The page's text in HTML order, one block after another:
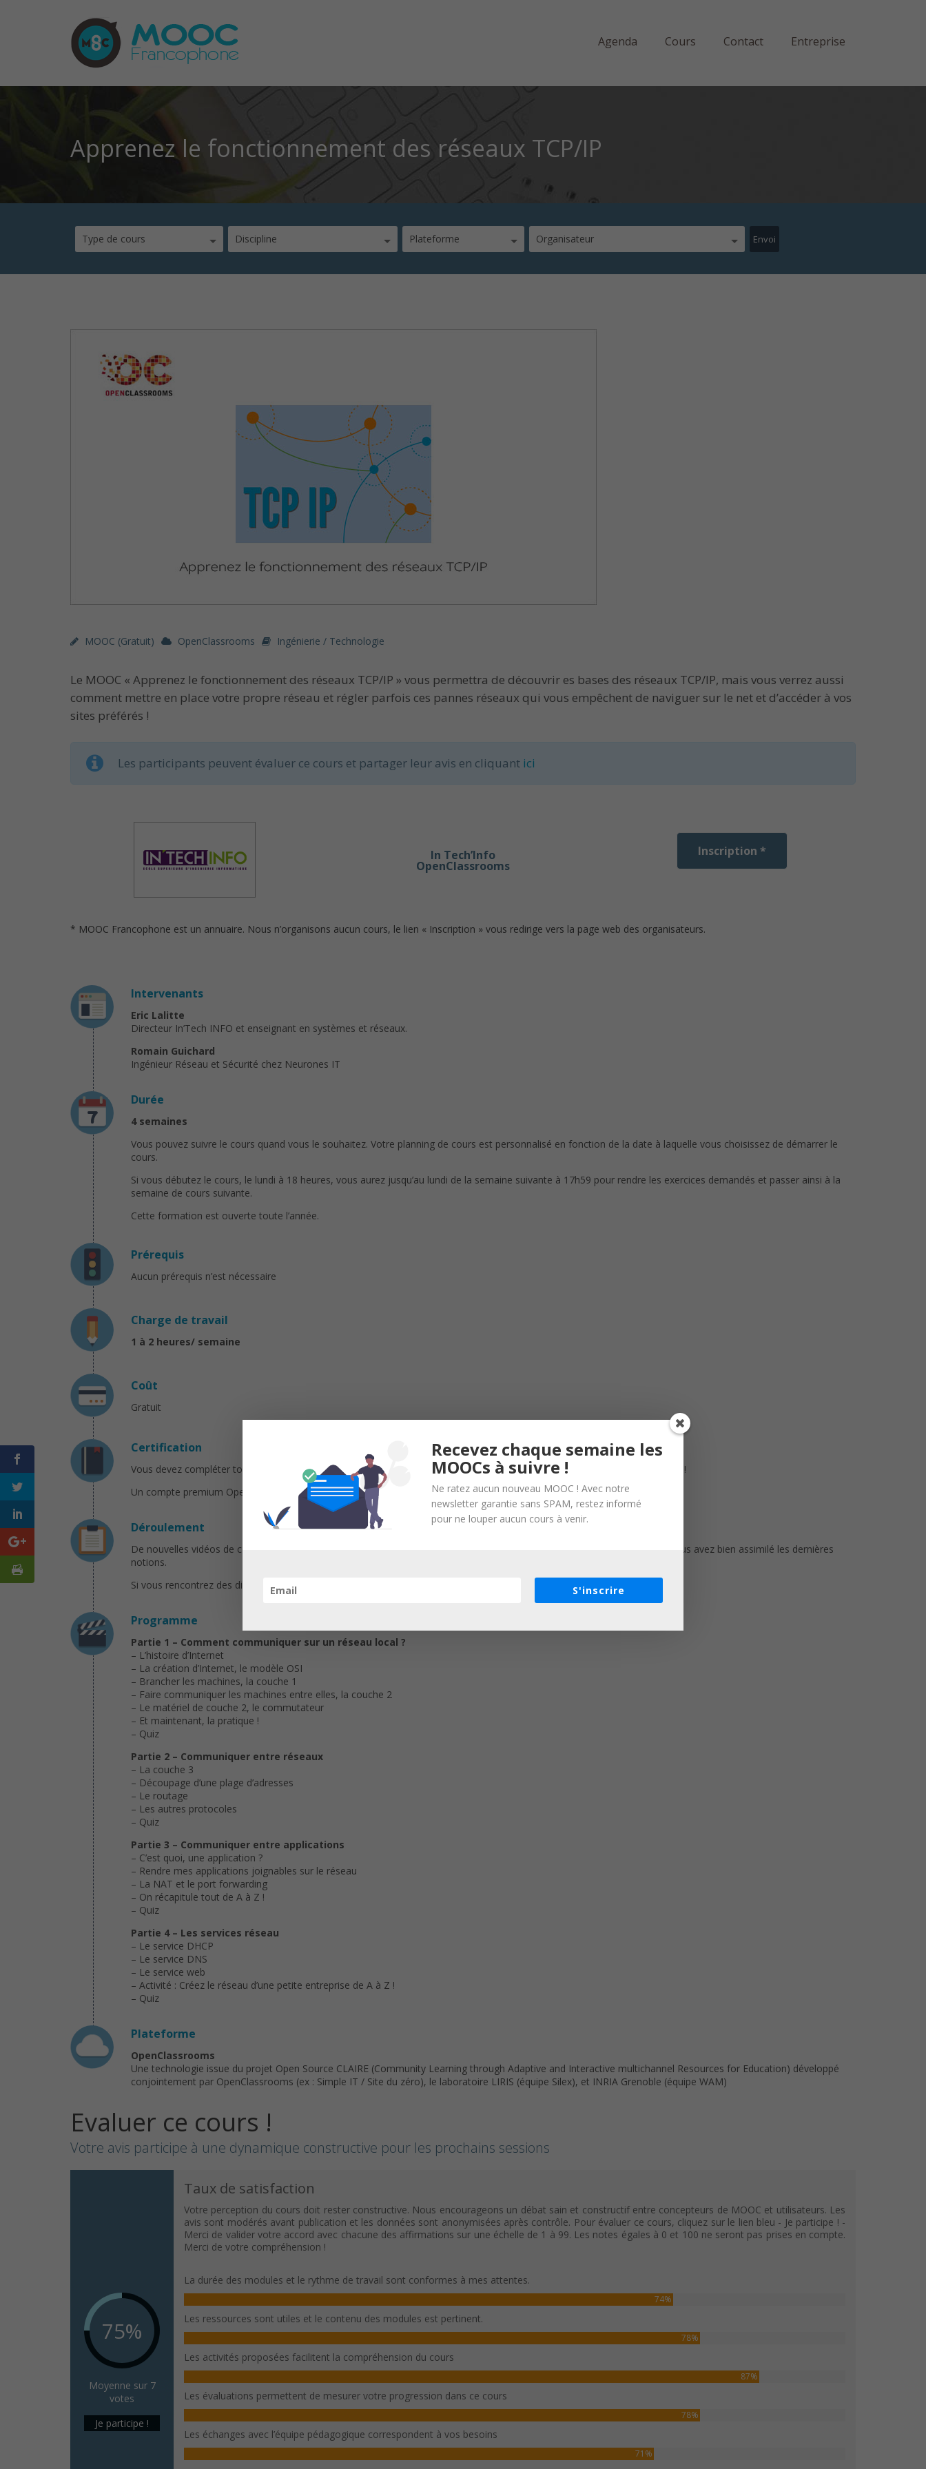
Agenda Cours Contact Entreprise
Apprenez le fonctionnement des réseaux TCP/IP
Type de cours Discipline Plateforme Organisateur
MOOC (gratuit) OpenClassrooms Ingénierie / Technologie
Le MOOC « Apprenez le fonctionnement des réseaux TCP/IP » vous permettra de découvrir es bases des réseaux TCP/IP, mais vous verrez aussi
comment mettre en place votre propre réseau et régler parfois ces pannes réseaux qui vous empêchent de naviguer sur le net et d’accéder à vos
sites préférés !
Les participants peuvent évaluer ce cours et partager leur avis en cliquant ici
In Tech’Info
OpenClassrooms
Inscription *
* MOOC Francophone est un annuaire. Nous n’organisons aucun cours, le lien « Inscription » vous redirige vers la page web des organisateurs.
Intervenants
Eric Lalitte
Directeur In’Tech INFO et enseignant en systèmes et réseaux.
Romain Guichard
Ingénieur Réseau et Sécurité chez Neurones IT
Durée
4 semaines
Vous pouvez suivre le cours quand vous le souhaitez. Votre planning de cours est personnalisé en fonction de la date à laquelle vous choisissez de démarrer le
cours.
Si vous débutez le cours, le lundi à 18 heures, vous aurez jusqu’au lundi de la semaine suivante à 17h59 pour rendre les exercices demandés et passer ainsi à la
semaine de cours suivante.
Cette formation est ouverte toute l’année.
Prérequis
Aucun prérequis n’est nécessaire
Charge de travail
1 à 2 heures/ semaine
Coût
Gratuit
Certification
Vous devez compléter tous les exercices du cours et obtenir une note finale d’au moins 70% pour obtenir votre certification !
Un compte premium OpenClassrooms (20€ / mois) est nécessaire pour valider votre certification.
Déroulement
De nouvelles vidéos de cours seront publiées chaque semaine, et vous devrez effectuer des exercices pour montrer que vous avez bien assimilé les dernières
notions.
Si vous rencontrez des difficultés, pas de panique ! Vous pouvez à tout moment obtenir de l’aide sur les forums.
Programme
Partie 1 – Comment communiquer sur un réseau local ?
– L’histoire d’Internet
– La création d’Internet, le modèle OSI
– Brancher les machines, la couche 1
– Faire communiquer les machines entre elles, la couche 2
– Le matériel de couche 2, le commutateur
– Et maintenant, la pratique !
– Quiz
Partie 2 – Communiquer entre réseaux
– La couche 3
– Découpage d’une plage d’adresses
– Le routage
– Les autres protocoles
– Quiz
Partie 3 – Communiquer entre applications
– C’est quoi, une application ?
– Rendre mes applications joignables sur le réseau
– La NAT et le port forwarding
– On récapitule tout de A à Z !
– Quiz
Partie 4 – Les services réseau
– Le service DHCP
– Le service DNS
– Le service web
– Activité : Créez le réseau d’une petite entreprise de A à Z !
– Quiz
Plateforme
OpenClassrooms
Une technologie issue du projet Open Source CLAIRE (Community Learning through Adaptive and Interactive multichannel Resources for Education) développé
conjointement par OpenClassrooms (ex : Simple IT / Site du zéro), le laboratoire LIRIS (équipe Silex), et INRIA Grenoble (équipe WAM)
Evaluer ce cours !
Votre avis participe à une dynamique constructive pour les prochains sessions
75%
Moyenne sur 7
votes
Je participe !
Taux de satisfaction
Votre perception du cours doit rester constructive. Nous encourageons un débat sain et constructif entre concepteurs de MOOC et utilisateurs. Les
avis sont modérés avant publication et les données sont anonymisées après contrôle. Pour évaluer ce cours, cliquez sur le lien bleu - Je participe ! -
Merci de valider votre accord avec chacune des affirmations sur une échelle de 1 à 99. Les notes égales à 0 et 100 ne seront pas prises en compte.
Merci de votre compréhension !
La durée des modules et le rythme de travail sont conformes à mes attentes.
74%
Les ressources sont utiles et le contenu des modules est pertinent.
78%
Les activités proposées facilitent la compréhension du cours
87%
Les évaluations permettent de mesurer votre progression dans ce cours
78%
Les échanges avec l’équipe pédagogique correspondent à vos besoins
71%
Recevez chaque semaine les
MOOCs à suivre !
Ne ratez aucun nouveau MOOC ! Avec notre
newsletter garantie sans SPAM, restez informé
pour ne louper aucun cours à venir.
S'inscrire